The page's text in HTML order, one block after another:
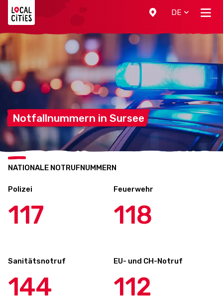
DE
Notfallnummern in Sursee
NATIONALE NOTRUFNUMMERN
Polizei
117
Feuerwehr
118
Sanitätsnotruf
144
EU- und CH-Notruf
112